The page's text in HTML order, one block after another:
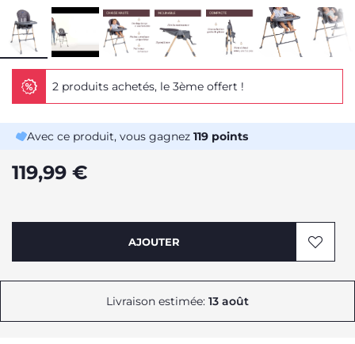
2 produits achetés, le 3ème offert !
Avec ce produit, vous gagnez 119 points
119,99 €
AJOUTER
Livraison estimée: 13 août